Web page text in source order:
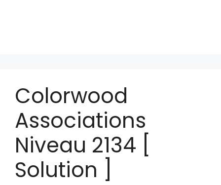
Colorwood
Associations
Niveau 2134 [
Solution ]